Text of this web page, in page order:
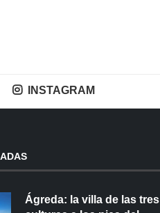
INSTAGRAM
Ágreda: la villa de las tres